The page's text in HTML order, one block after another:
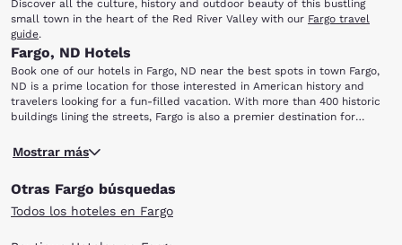
Discover all the culture, history and outdoor beauty of this bustling
small town in the heart of the Red River Valley with our Fargo travel
guide.
Fargo, ND Hotels
Book one of our hotels in Fargo, ND near the best spots in town Fargo,
ND is a prime location for those interested in American history and
travelers looking for a fun-filled vacation. With more than 400 historic
buildings lining the streets, Fargo is also a premier destination for
The next time you're in town, be sure to check out these popular local
spots just minutes away from our Fargo hotels: Dike East Park Section 9
and Cultural Society of Clay County The Bomb Shelter Dike East Park is
perfect for fishing and picnicking along the Red River. In June, the park
Mostrar más
Otras Fargo búsquedas
Todos los hoteles en Fargo